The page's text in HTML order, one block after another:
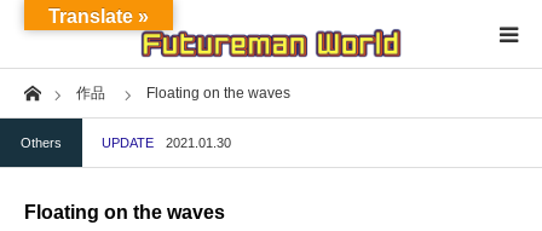
Home作品 Floating on the waves
Others UPDATE 2021.01.30
Floating on the waves
Home
About
Translate »